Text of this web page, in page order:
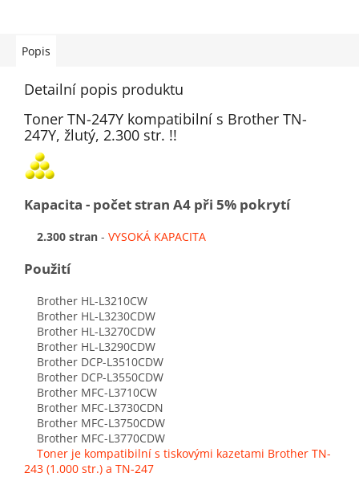
Popis
Detailní popis produktu
Toner TN-247Y kompatibilní s Brother TN-
247Y, žlutý, 2.300 str. !!
Kapacita - počet stran A4 při 5% pokrytí
2.300 stran - VYSOKÁ KAPACITA
Použití
Brother HL-L3210CW
Brother HL-L3230CDW
Brother HL-L3270CDW
Brother HL-L3290CDW
Brother DCP-L3510CDW
Brother DCP-L3550CDW
Brother MFC-L3710CW
Brother MFC-L3730CDN
Brother MFC-L3750CDW
Brother MFC-L3770CDW
Toner je kompatibilní s tiskovými kazetami Brother TN-
243 (1.000 str.) a TN-247